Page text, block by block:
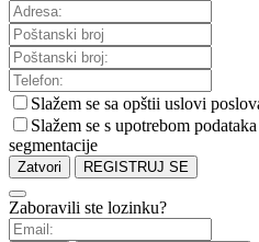
Slažem se sa opštii uslovi
Slažem se s upotrebom
segmentacije
Zatvori REGISTRUJ SE
Zaboravili ste lozinku?